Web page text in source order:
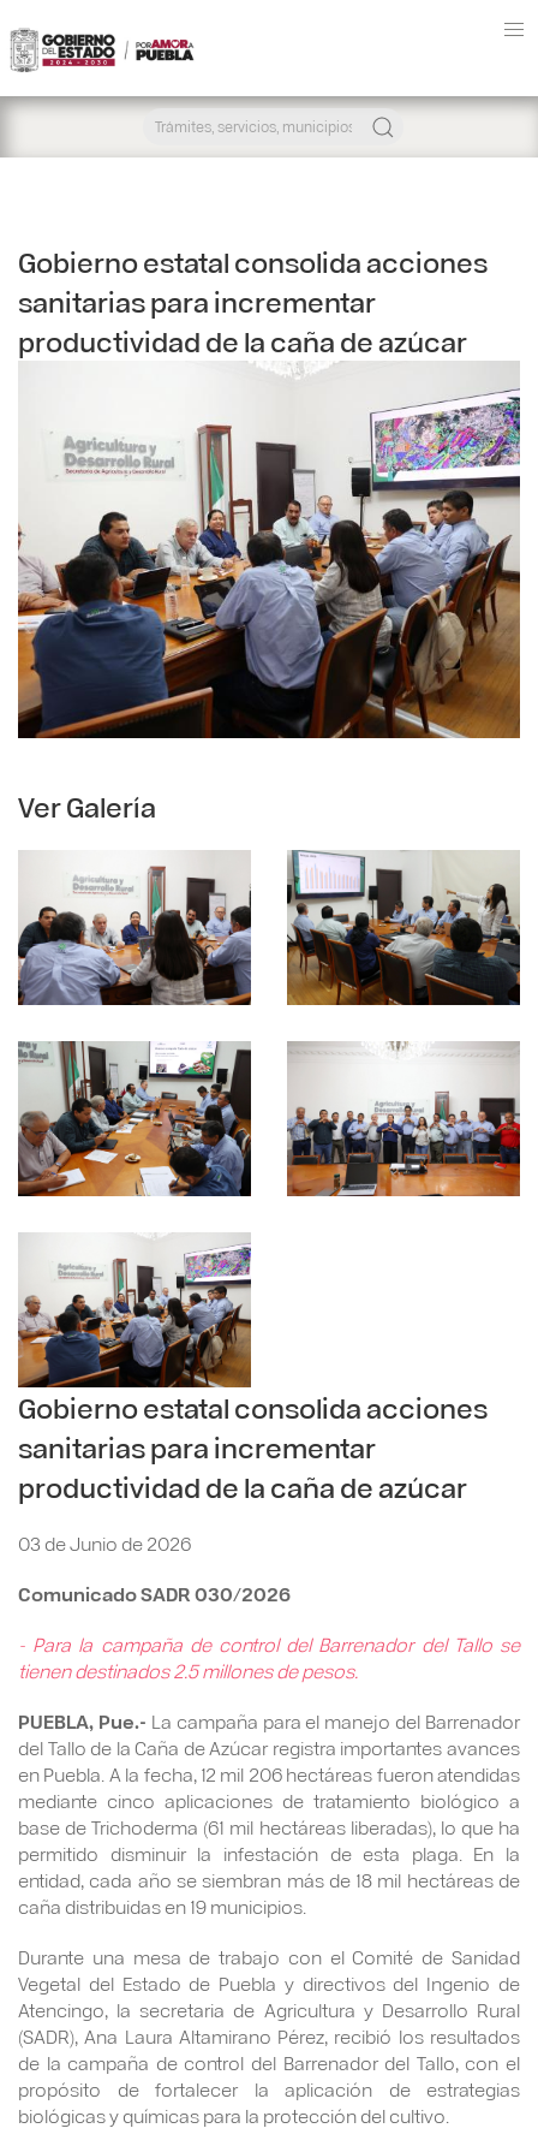
Gobierno estatal consolida acciones
sanitarias para incrementar
productividad de la caña de azúcar
Ver Galería
Gobierno estatal consolida acciones
sanitarias para incrementar
productividad de la caña de azúcar
03 de Junio de 2026
Comunicado SADR 030/2026
- Para la campaña de control del Barrenador del Tallo se
tienen destinados 2.5 millones de pesos.
PUEBLA, Pue.- La campaña para el manejo del Barrenador
del Tallo de la Caña de Azúcar registra importantes avances
en Puebla. A la fecha, 12 mil 206 hectáreas fueron atendidas
mediante cinco aplicaciones de tratamiento biológico a
base de Trichoderma (61 mil hectáreas liberadas), lo que ha
permitido disminuir la infestación de esta plaga. En la
entidad, cada año se siembran más de 18 mil hectáreas de
caña distribuidas en 19 municipios.
Durante una mesa de trabajo con el Comité de Sanidad
Vegetal del Estado de Puebla y directivos del Ingenio de
Atencingo, la secretaria de Agricultura y Desarrollo Rural
(SADR), Ana Laura Altamirano Pérez, recibió los resultados
de la campaña de control del Barrenador del Tallo, con el
propósito de fortalecer la aplicación de estrategias
biológicas y químicas para la protección del cultivo.